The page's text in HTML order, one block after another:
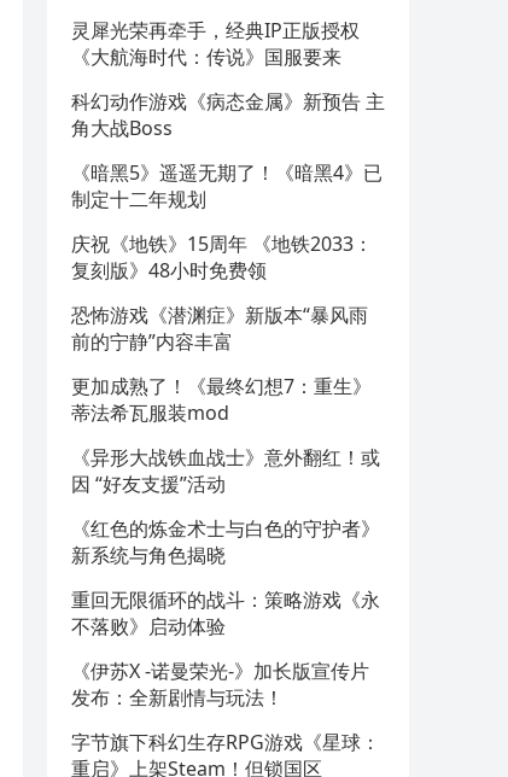
灵犀光荣再牵手，经典IP正版授权
《大航海时代：传说》国服要来
科幻动作游戏《病态金属》新预告 主
角大战Boss
《暗黑5》遥遥无期了！《暗黑4》已
制定十二年规划
庆祝《地铁》15周年 《地铁2033：
复刻版》48小时免费领
恐怖游戏《潜渊症》新版本“暴风雨
前的宁静”内容丰富
更加成熟了！《最终幻想7：重生》
蒂法希瓦服装mod
《异形大战铁血战士》意外翻红！或
因 “好友支援”活动
《红色的炼金术士与白色的守护者》
新系统与角色揭晓
重回无限循环的战斗：策略游戏《永
不落败》启动体验
《伊苏X -诺曼荣光-》加长版宣传片
发布：全新剧情与玩法！
字节旗下科幻生存RPG游戏《星球：
重启》上架Steam！但锁国区